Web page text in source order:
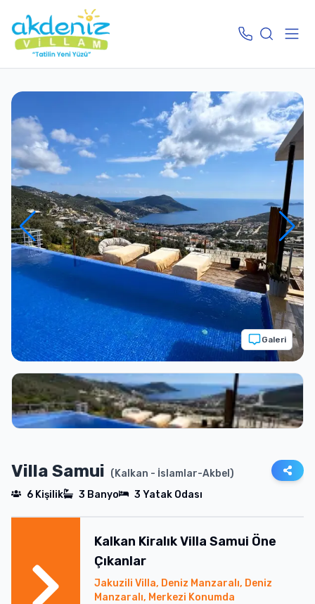
Galeri
Villa Samui (Kalkan - İslamlar-Akbel )
6 Kişilik 3 Banyo 3 Yatak Odası
Kalkan KiralıkVilla Samui Öne
Çıkanlar
Jakuzili Villa, Deniz Manzaralı, Deniz
Manzaralı, Merkezi Konumda